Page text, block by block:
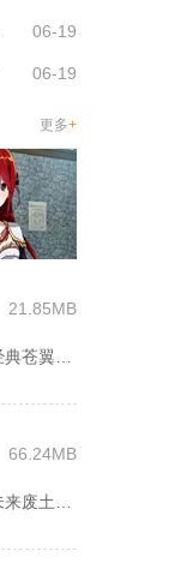
06-19
06-19
更多+
21.85MB
66.24MB